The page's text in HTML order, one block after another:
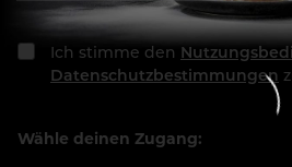
Ich stimme den
Datenschutzbestimmungen
Wähle deinen Zugang: